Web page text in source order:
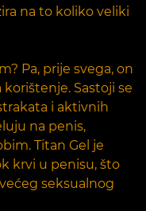
na to koliko veliki
Pa, prije svega, on
Sastoji se
i aktivnih
na penis,
Titan Gel je
krvi u penisu, što
seksualnog